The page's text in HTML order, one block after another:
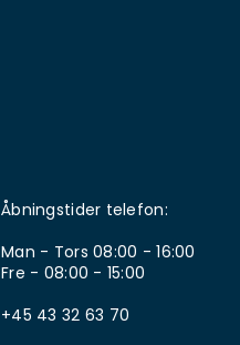
Åbningstider telefon:
Man - Tors 08:00 - 16:00
Fre - 08:00 - 15:00
+45 43 32 63 70